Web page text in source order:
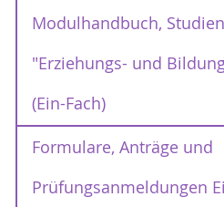
Bachelor und Master
Rostock(RPO) vom
Erste Satzung zur
und
September 2013
Zweite Satzung zur
Modulhandbuch,
"Erziehungs- und
(Ein-Fach)
Studien- und
Modulhandbuch,
Formulare, Anträge und
Prüfungsanmeldungen